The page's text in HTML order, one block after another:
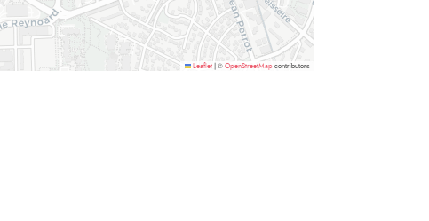
Leaflet © OpenStreetMap contributors